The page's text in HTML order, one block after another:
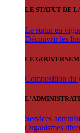
LE STATUT DE
Le statut en
Découvrir les
LE
Composition du
Services
Organismes